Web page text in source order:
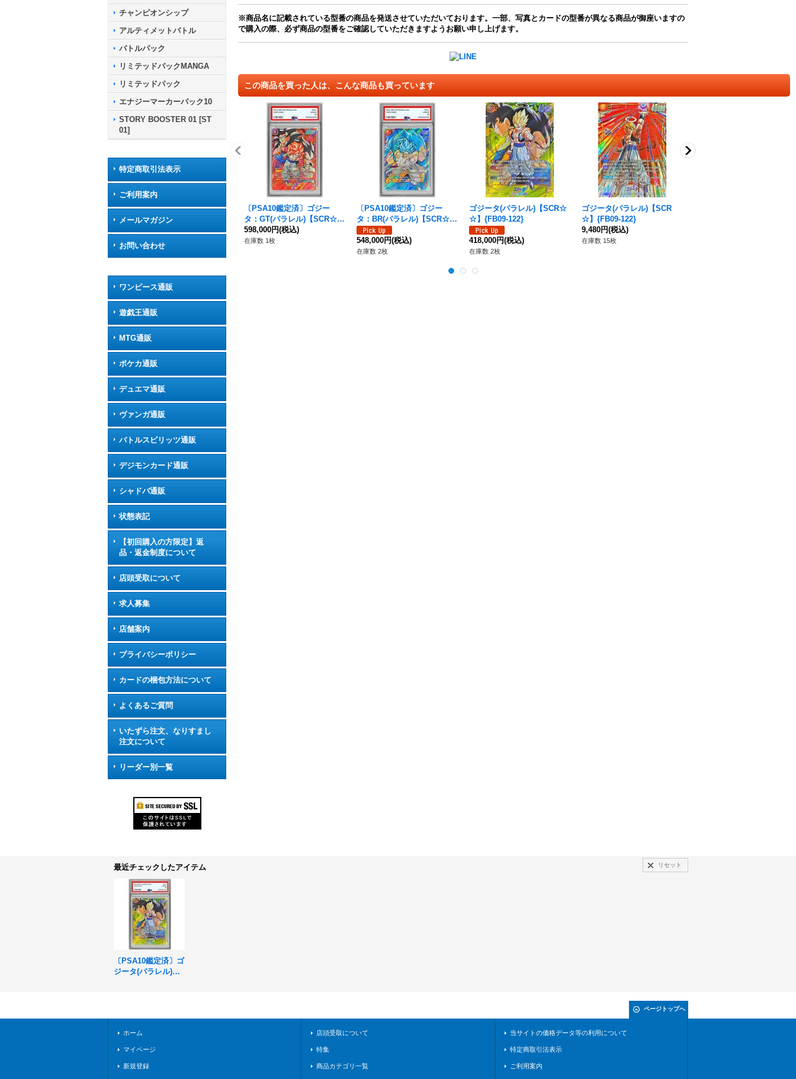
チャンピオンシップ
アルティメットバトル
バトルパック
リミテッドパックMANGA
リミテッドパック
エナジーマーカーパック10
STORY BOOSTER 01 [ST
01]
特定商取引法表示
ご利用案内
メールマガジン
お問い合わせ
ワンピース通販
遊戯王通販
MTG通販
ポケカ通販
デュエマ通販
ヴァンガ通販
バトルスピリッツ通販
デジモンカード通販
シャドバ通販
状態表記
【初回購入の方限定】返
品・返金制度について
店頭受取について
求人募集
店舗案内
プライバシーポリシー
カードの梱包方法について
よくあるご質問
いたずら注文、なりすまし
注文について
リーダー別一覧
※商品名に記載されている型番の商品を発送させていただいております。一部、写真とカードの型番が異なる商品が御座いますの
で購入の際、必ず商品の型番をご確認していただきますようお願い申し上げます。
この商品を買った人は、こんな商品も買っています
〔PSA10鑑定済〕ゴジー
タ：GT(パラレル)【SCR☆
☆】{FB09-123}
598,000円(税込)
在庫数 1枚
〔PSA10鑑定済〕ゴジー
タ：BR(パラレル)【SCR☆
☆】{FB09-121}
548,000円(税込)
在庫数 2枚
ゴジータ(パラレル)【SCR☆
☆】{FB09-122}
418,000円(税込)
在庫数 2枚
ゴジータ(パラレル)【SCR
☆】{FB09-122}
9,480円(税込)
在庫数 15枚
最近チェックしたアイテム リセット
〔PSA10鑑定済〕ゴ
ジータ(パラレル)
ページトップへ
ホーム
マイページ
新規登録
店頭受取について
特集
商品カテゴリ一覧
当サイトの価格データ等の利用について
特定商取引法表示
ご利用案内